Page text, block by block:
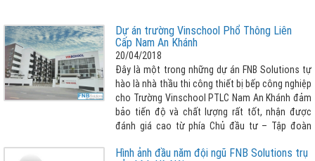
Dự án trường Vinschool Phổ Thông Liên
Cấp Nam An Khánh
20/04/2018
Đây là một trong những dự án FNB Solutions tự
hào là nhà thầu thi công thiết bị bếp công nghiệp
cho Trường Vinschool PTLC Nam An Khánh đảm
bảo tiến độ và chất lượng rất tốt, nhận được
đánh giá cao từ phía Chủ đầu tư – Tập đoàn
thiết bị bếp công nghiệp Dự án : Trường
Hình ảnh đầu năm đội ngũ FNB Solutions trụ